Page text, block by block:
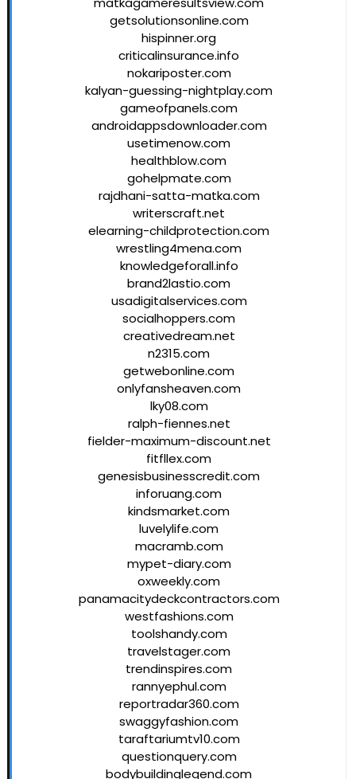
getsolutionsonline.com
hispinner.org
criticalinsurance.info
nokariposter.com
kalyan-guessing-nightplay.com
gameofpanels.com
androidappsdownloader.com
usetimenow.com
healthblow.com
gohelpmate.com
rajdhani-satta-matka.com
writerscraft.net
elearning-childprotection.com
wrestling4mena.com
knowledgeforall.info
brand2lastio.com
usadigitalservices.com
socialhoppers.com
creativedream.net
n2315.com
getwebonline.com
onlyfansheaven.com
lky08.com
ralph-fiennes.net
fielder-maximum-discount.net
fitfllex.com
genesisbusinesscredit.com
inforuang.com
kindsmarket.com
luvelylife.com
macramb.com
mypet-diary.com
oxweekly.com
panamacitydeckcontractors.com
westfashions.com
toolshandy.com
travelstager.com
trendinspires.com
rannyephul.com
reportradar360.com
swaggyfashion.com
taraftariumtv10.com
questionquery.com
bodybuildinglegend.com